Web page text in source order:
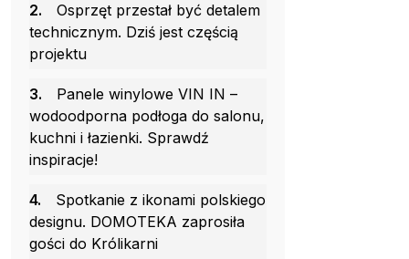
2.
Osprzęt przestał być detalem
technicznym. Dziś jest częścią
projektu
3.
Panele winylowe VIN IN –
wodoodporna podłoga do salonu,
kuchni i łazienki. Sprawdź
inspiracje!
4.
Spotkanie z ikonami polskiego
designu. DOMOTEKA zaprosiła
gości do Królikarni